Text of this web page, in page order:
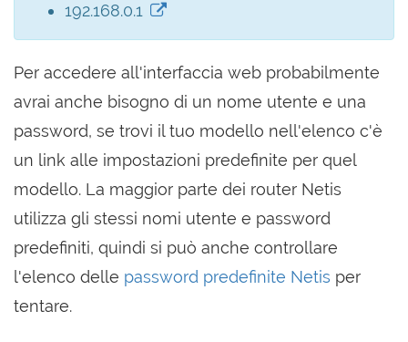
192.168.0.1
Per accedere all'interfaccia web probabilmente
avrai anche bisogno di un nome utente e una
password, se trovi il tuo modello nell'elenco c'è
un link alle impostazioni predefinite per quel
modello. La maggior parte dei router Netis
utilizza gli stessi nomi utente e password
predefiniti, quindi si può anche controllare
l'elenco delle password predefinite Netis per
tentare.